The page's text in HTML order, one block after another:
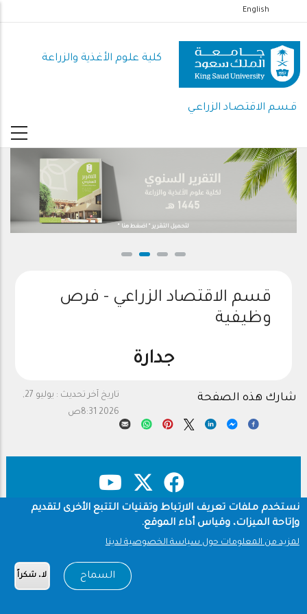
إلى
المحتوى
الرئيسي
English
كلية علوم الأغذية والزراعة
قـسـم الاقتصـاد الزراعـي
لتحميل التقرير " اضغط هنا "
قسم الاقتصاد الزراعي - فرص
وظيفية
جدارة
تاريخ آخر تحديث :
يوليو 27,
2026 8:31ص
شارك هذه الصفحة
Footer حقوق النشر
سياسة الخصوصية
شروط الاستخدام
نستخدم ملفات تعريف الارتباط وتقنيات التتبع الأخرى لتقديم
وإتاحة الميزات، وقياس أداء الموقع.
لمزيد من المعلومات حول سياسة الخصوصية لدينا
السماح لا، شكراً